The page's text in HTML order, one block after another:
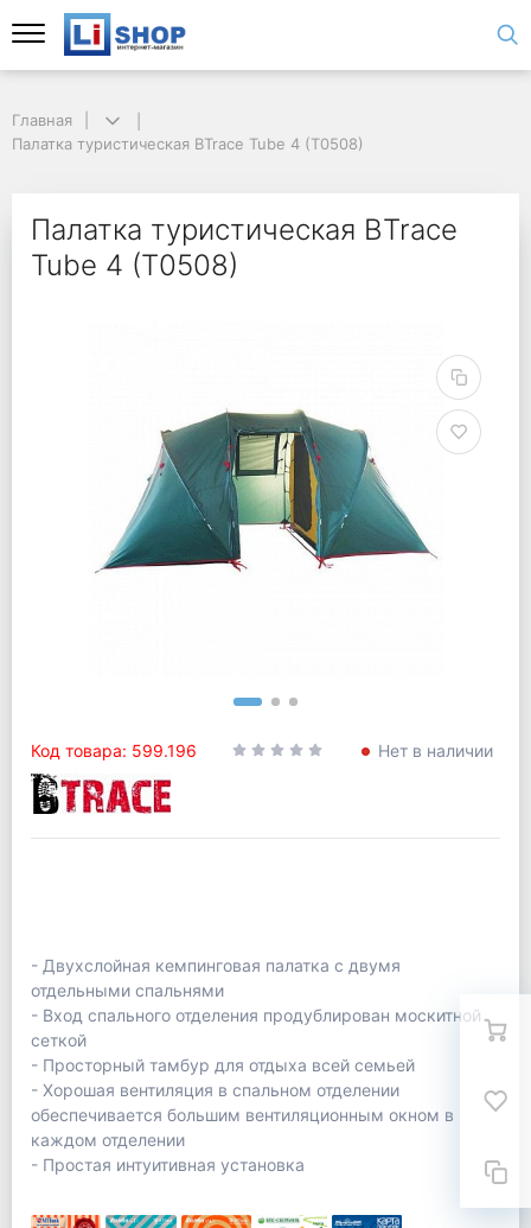
Главная
Палатка туристическая BTrace Tube 4 (T0508)
Палатка туристическая BTrace
Tube 4 (T0508)
Код товара: 599.196 Нет в наличии
- Двухслойная кемпинговая палатка с двумя
отдельными спальнями
- Вход спального отделения продублирован москитной
сеткой
- Просторный тамбур для отдыха всей семьей
- Хорошая вентиляция в спальном отделении
обеспечивается большим вентиляционным окном в
каждом отделении
- Простая интуитивная установка